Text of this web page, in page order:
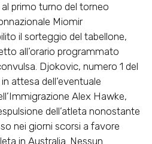
primo turno del torneo
Miomir
il sorteggio del tabellone,
all’orario programmato
Djokovic, numero 1 del
attesa dell’eventuale
Alex Hawke,
dell’atleta nonostante
nei giorni scorsi a favore
in Australia. Nessun